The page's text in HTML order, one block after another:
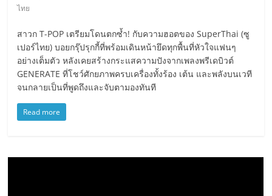
ไทย
สาวก T-POP เตรียมโดนตกซ้ำ! กับความฮอตของ SuperThai (ซู
เปอร์ไทย) บอยกรุ๊ปรุกกี้ที่พร้อมเดินหน้ายึดทุกพื้นที่หัวใจแฟนๆ
อย่างเต็มตัว หลังเคยสร้างกระแสความปังจากเพลงพรีเดบิวต์
GENERATE ที่โชว์ศักยภาพครบเครื่องทั้งร้อง เต้น และพลังบนเวที
จนกลายเป็นที่พูดถึงและจับตามองทันที
Read more